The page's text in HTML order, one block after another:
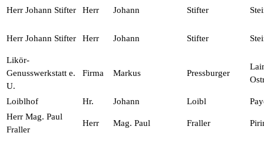
Herr Johann Stifter Herr Johann Stifter
Herr Johann Stifter Herr Johann Stifter
Likör-
Genusswerkstatt e.
U.
Firma Markus Pressburger
Loiblhof Hr. Johann Loibl
Herr Mag. Paul
Fraller
Herr Mag. Paul Fraller